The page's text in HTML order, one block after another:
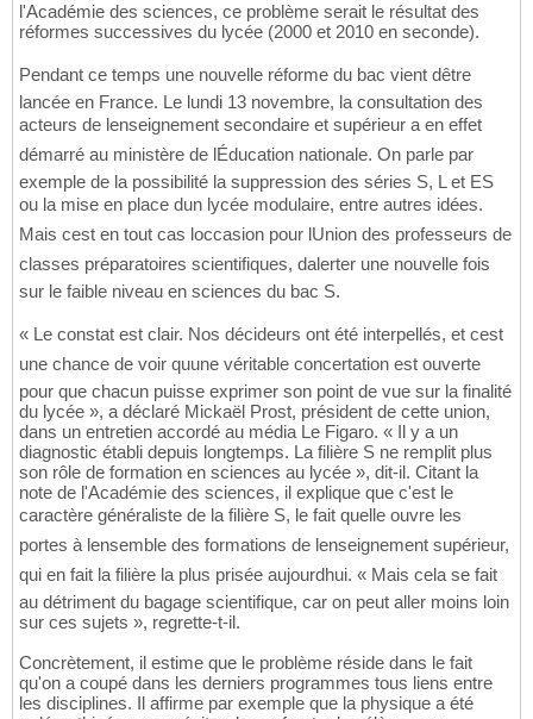
l'Académie des sciences, ce problème serait le résultat des
réformes successives du lycée (2000 et 2010 en seconde).
Pendant ce temps une nouvelle réforme du bac vient dêtre
lancée en France. Le lundi 13 novembre, la consultation des
acteurs de lenseignement secondaire et supérieur a en effet
démarré au ministère de lÉducation nationale. On parle par
exemple de la possibilité la suppression des séries S, L et ES
ou la mise en place dun lycée modulaire, entre autres idées.
Mais cest en tout cas loccasion pour lUnion des professeurs de
classes préparatoires scientifiques, dalerter une nouvelle fois
sur le faible niveau en sciences du bac S.
« Le constat est clair. Nos décideurs ont été interpellés, et cest
une chance de voir quune véritable concertation est ouverte
pour que chacun puisse exprimer son point de vue sur la finalité
du lycée », a déclaré Mickaël Prost, président de cette union,
dans un entretien accordé au média Le Figaro. « Il y a un
diagnostic établi depuis longtemps. La filière S ne remplit plus
son rôle de formation en sciences au lycée », dit-il. Citant la
note de l'Académie des sciences, il explique que c'est le
caractère généraliste de la filière S, le fait quelle ouvre les
portes à lensemble des formations de lenseignement supérieur,
qui en fait la filière la plus prisée aujourdhui. « Mais cela se fait
au détriment du bagage scientifique, car on peut aller moins loin
sur ces sujets », regrette-t-il.
Concrètement, il estime que le problème réside dans le fait
qu'on a coupé dans les derniers programmes tous liens entre
les disciplines. Il affirme par exemple que la physique a été